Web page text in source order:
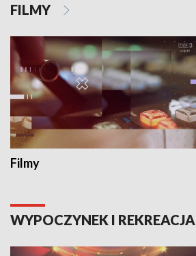
FILMY
Filmy
WYPOCZYNEK I REKREACJA